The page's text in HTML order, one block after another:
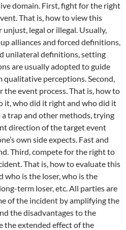
domain. First, fight for the right
That is, how to view this
legal or illegal. Usually,
alliances and forced definitions,
unilateral definitions, setting
are usually adopted to guide
qualitative perceptions. Second,
event process. That is, how to
it, who did it right and who did it
trap and other methods, trying
direction of the target event
own side expects. Fast and
Third, compete for the right to
That is, how to evaluate this
who is the loser, who is the
term loser, etc. All parties are
of the incident by amplifying the
the disadvantages to the
the extended effect of the